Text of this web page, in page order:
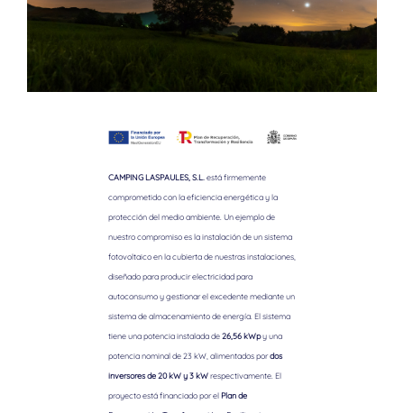
CAMPING LASPAULES, S.L.
está firmemente
comprometido con la eficiencia energética y la
protección del medio ambiente. Un ejemplo de
nuestro compromiso es la instalación de un sistema
fotovoltaico en la cubierta de nuestras instalaciones,
diseñado para producir electricidad para
autoconsumo y gestionar el excedente mediante un
sistema de almacenamiento de energía. El sistema
tiene una potencia instalada de26,56 kWpy una
potencia nominal de 23 kW, alimentados pordos
inversores de 20 kW y 3 kWrespectivamente. El
proyecto está financiado por elPlan de